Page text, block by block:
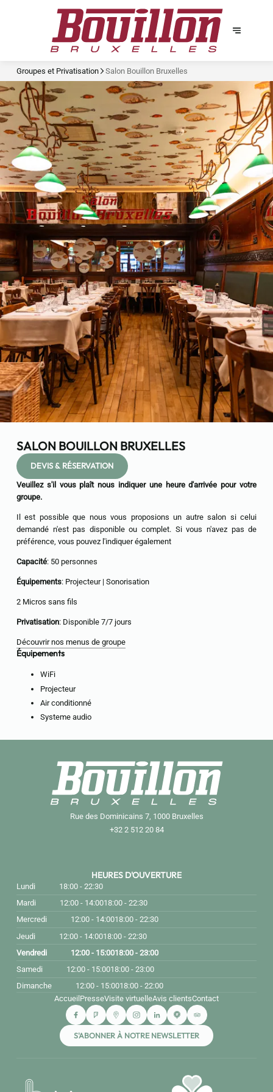
Groupes et Privatisation Salon Bouillon Bruxelles
SALON BOUILLON BRUXELLES
DEVIS & RÉSERVATION
Veuillez s'il vous plaît nous indiquer une heure d'arrivée pour votre
groupe.
Il est possible que nous vous proposions un autre salon si celui
demandé n'est pas disponible ou complet. Si vous n'avez pas de
préférence, vous pouvez l'indiquer également
Capacité: 50 personnes
Équipements: Projecteur | Sonorisation
2 Micros sans fils
Privatisation: Disponible 7/7 jours
Découvrir nos menus de groupe
Équipements
WiFi
Projecteur
Air conditionné
Systeme audio
Rue des Dominicains 7, 1000 Bruxelles
+32 2 512 20 84
HEURES D'OUVERTURE
Lundi
18:00 - 22:30
Mardi
12:00 - 14:0018:00 - 22:30
Mercredi
12:00 - 14:0018:00 - 22:30
Jeudi
12:00 - 14:0018:00 - 22:30
Vendredi
12:00 - 15:0018:00 - 23:00
Samedi
12:00 - 15:0018:00 - 23:00
Dimanche
12:00 - 15:0018:00 - 22:00
Accueil PresseVisite virtuelleAvis clientsContact
S'ABONNER À NOTRE NEWSLETTER